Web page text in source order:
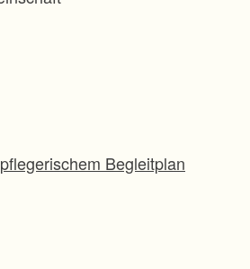
Begleitplan